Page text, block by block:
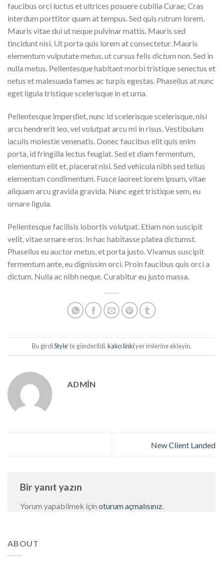
faucibus orci luctus et ultrices posuere cubilia Curae; Cras
interdum porttitor quam at tempus. Sed quis rutrum lorem.
Mauris vitae dui ut neque pulvinar mattis. Mauris sed
tincidunt nisi. Ut porta quis lorem at consectetur. Mauris
elementum vulputate metus, ut cursus felis dictum non. Sed in
nulla metus. Pellentesque habitant morbi tristique senectus et
netus et malesuada fames ac turpis egestas. Phasellus at nunc
eget ligula tristique scelerisque in et urna.
Pellentesque imperdiet, nunc id scelerisque scelerisque, nisi
arcu hendrerit leo, vel volutpat arcu mi in risus. Vestibulum
iaculis molestie venenatis. Donec faucibus elit quis enim
porta, id fringilla lectus feugiat. Sed et diam fermentum,
elementum elit et, placerat nisi. Sed vehicula nibh sed tellus
elementum condimentum. Fusce laoreet lorem ipsum, vitae
aliquam arcu gravida gravida. Nunc eget tristique sem, eu
ornare ligula.
Pellentesque facilisis lobortis volutpat. Etiam non suscipit
velit, vitae ornare eros. In hac habitasse platea dictumst.
Phasellus eu auctor metus, et porta justo. Vivamus suscipit
fermentum ante, eu dignissim orci. Proin faucibus quis orci a
dictum. Nulla ac nibh neque. Curabitur eu justo massa.
Bu girdiStyle’ te gönderildi.kalıcı linkiyer imlerine ekleyin.
ADMIN
New Client Landed
Bir yanıt yazın
Yorum yapabilmek için oturum açmalısınız
ABOUT